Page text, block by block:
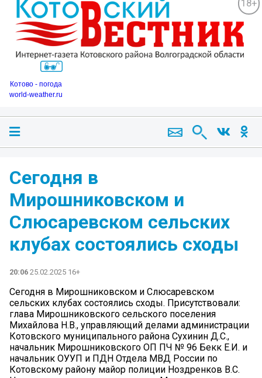
18+
Котово - погода
world-weather.ru
Сегодня в
Мирошниковском и
Слюсаревском сельских
клубах состоялись сходы
20:06 25.02.2025 16+
Сегодня в Мирошниковском и Слюсаревском
сельских клубах состоялись сходы. Присутствовали:
глава Мирошниковского сельского поселения
Михайлова Н.В., управляющий делами администрации
Котовского муниципального района Сухинин Д.С.,
начальник Мирошниковского ОП ПЧ № 96 Бекк Е.И. и
начальник ОУУП и ПДН Отдела МВД России по
Котовскому району майор полиции Ноздренков В.С.